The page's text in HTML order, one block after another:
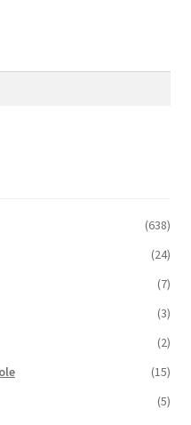
(638)
(24)
(7)
(3)
(2)
(15)
(5)